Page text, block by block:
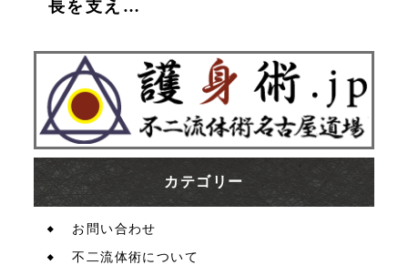
長を支え…
カテゴリー
お問い合わせ
不二流体術について